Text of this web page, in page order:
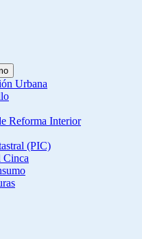
Urbana
Reforma Interior
(PIC)
Cinca